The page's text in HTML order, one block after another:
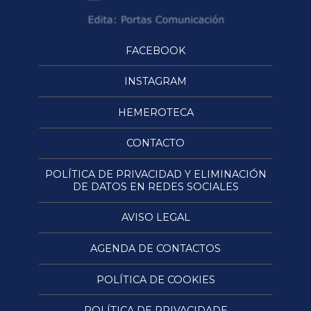
FACEBOOK
INSTAGRAM
HEMEROTECA
CONTACTO
POLÍTICA DE PRIVACIDAD Y ELIMINACIÓN
DE DATOS EN REDES SOCIALES
AVISO LEGAL
AGENDA DE CONTACTOS
POLÍTICA DE COOKIES